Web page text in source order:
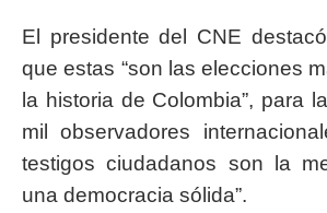
El presidente del CNE
que estas “son las elecciones
la historia de Colombia”, para
mil observadores
testigos ciudadanos son la
una democracia sólida”.